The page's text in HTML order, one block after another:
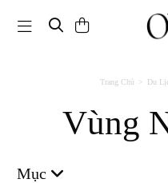
Toggle navigation
Trang Chủ Du
Vùng
Mục